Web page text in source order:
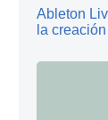
Ableton
la